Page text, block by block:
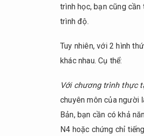
phục
quá
trình
vấn
3.3.
Lời
trình học, bạn cũng
trình độ.
Tuy nhiên, với 2 hình
khác nhau. Cụ thể:
Với chương trình thực
chuyên môn của người
Bản, bạn cần có khả
N4 hoặc chứng chỉ